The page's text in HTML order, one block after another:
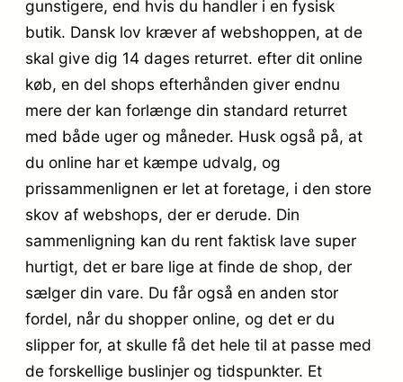
gunstigere, end hvis du handler i en fysisk
butik. Dansk lov kræver af webshoppen, at de
skal give dig 14 dages returret. efter dit online
køb, en del shops efterhånden giver endnu
mere der kan forlænge din standard returret
med både uger og måneder. Husk også på, at
du online har et kæmpe udvalg, og
prissammenlignen er let at foretage, i den store
skov af webshops, der er derude. Din
sammenligning kan du rent faktisk lave super
hurtigt, det er bare lige at finde de shop, der
sælger din vare. Du får også en anden stor
fordel, når du shopper online, og det er du
slipper for, at skulle få det hele til at passe med
de forskellige buslinjer og tidspunkter. Et